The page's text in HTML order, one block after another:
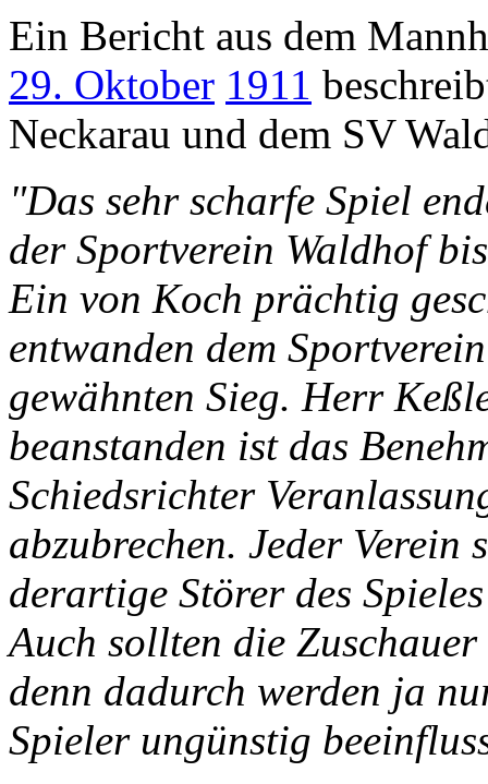
Ein Bericht aus dem
29. Oktober 1911
Neckarau und dem SV
"Das sehr scharfe Spiel
der Sportverein Waldhof
Ein von Koch prächtig
entwanden dem
gewähnten Sieg. Herr
beanstanden ist das
Schiedsrichter
abzubrechen. Jeder Verein
derartige Störer des
Auch sollten die
denn dadurch werden ja
Spieler ungünstig